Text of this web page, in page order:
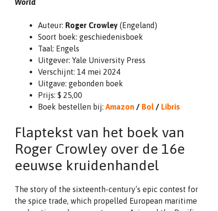
World
Auteur: Roger Crowley (Engeland)
Soort boek: geschiedenisboek
Taal: Engels
Uitgever: Yale University Press
Verschijnt: 14 mei 2024
Uitgave: gebonden boek
Prijs: $ 25,00
Boek bestellen bij: Amazon / Bol / Libris
Flaptekst van het boek van
Roger Crowley over de 16e
eeuwse kruidenhandel
The story of the sixteenth-century’s epic contest for
the spice trade, which propelled European maritime